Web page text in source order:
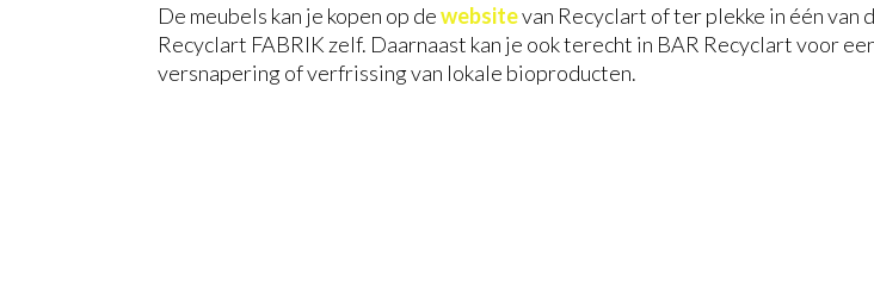
De meubels kan je kopen op dewebsitevan Recyclart of ter plekke in één van
Recyclart FABRIK zelf. Daarnaast kan je ook terecht in BAR Recyclart voor
versnapering of verfrissing van lokale bioproducten.